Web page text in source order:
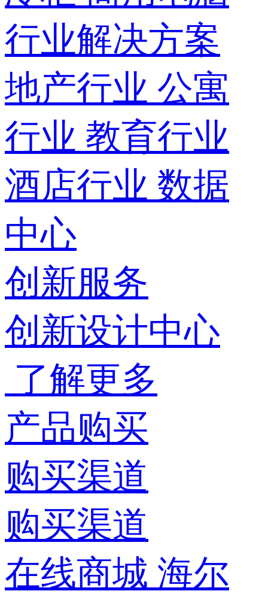
行业解决方案
地产行业 公寓
行业 教育行业
酒店行业 数据
中心
创新服务
创新设计中心
了解更多
产品购买
购买渠道
购买渠道
在线商城 海尔